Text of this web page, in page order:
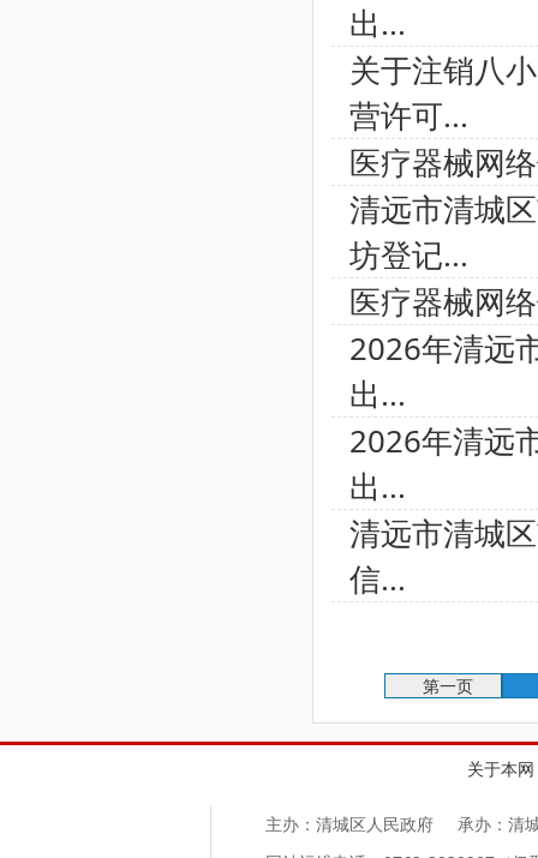
出...
关于注销八
营许可...
医疗器械网
清远市清城
坊登记...
医疗器械网
2026年清远
出...
2026年清远
出...
清远市清城
信...
第一页
关于本网
主办：清城区人民政府
承办：清